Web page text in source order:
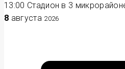
13:00 Стадион в 3
8 августа 2026